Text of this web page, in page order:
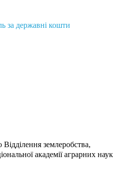
за державні кошти
землеробства,
академії аграрних наук